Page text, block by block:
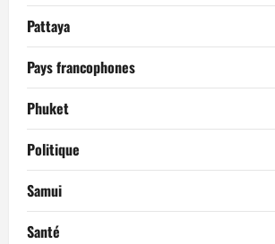
Pattaya
Pays francophones
Phuket
Politique
Samui
Santé